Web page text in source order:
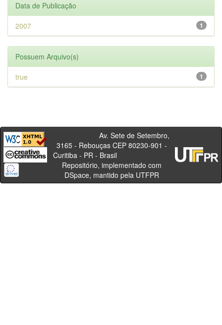
Data de Publicação
1
2007
Possuem Arquivo(s)
1
true
Av. Sete de Setembro,
3165 - Rebouças CEP 80230-901 -
Curitiba - PR - Brasil
Repositório, implementado com
DSpace, mantido pela UTFPR